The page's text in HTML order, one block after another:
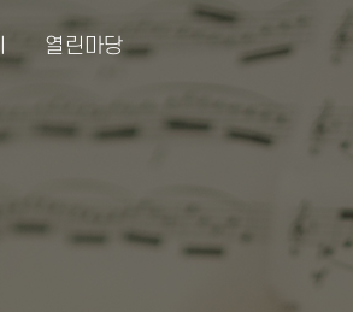
열린마당